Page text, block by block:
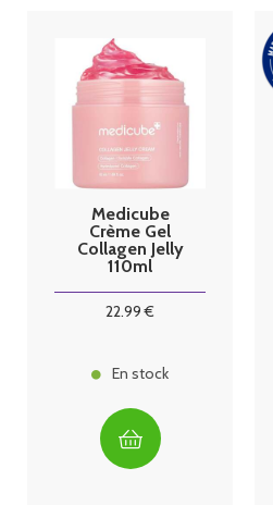
Medicube
Crème Gel
Collagen Jelly
110ml
22.99 €
En stock